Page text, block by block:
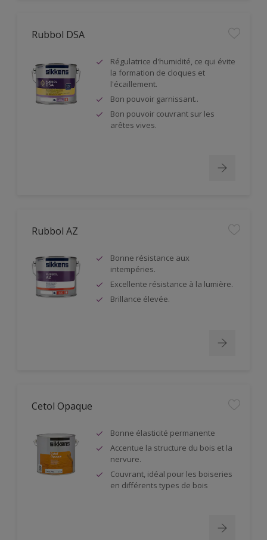
Rubbol DSA
Régulatrice d'humidité, ce qui évite
la formation de cloques et
l'écaillement.
Bon pouvoir garnissant..
Bon pouvoir couvrant sur les
arêtes vives.
Rubbol AZ
Bonne résistance aux
intempéries.
Excellente résistance à la lumière.
Brillance élevée.
Cetol Opaque
Bonne élasticité permanente
Accentue la structure du bois et la
nervure.
Couvrant, idéal pour les boiseries
en différents types de bois